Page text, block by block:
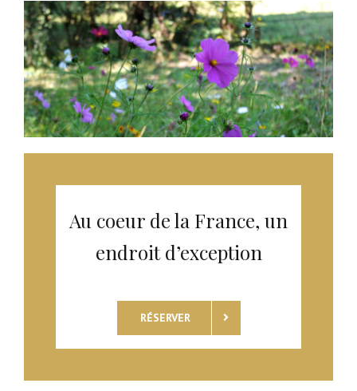
Au coeur de la France, un
endroit d’exception
RÉSERVER